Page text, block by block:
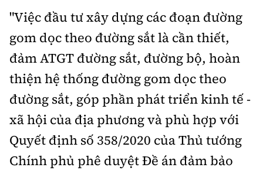
Tổng biên tập: Nguyễn Thị Hồng Nga
Phó Tổng biên tập:Nguyễn Sơn Tùng,
Nguyễn Đức Thắng, La Đức Hùng
Hotline:
0901 514 799
Quảng cáo và Phát hành:
0915 057 282
Email:bandoc@baoxaydung.vn
Cấm sao chép dưới mọi hình thức nếu không có sự
chấp thuận bằng văn bản.
"Việc đầu tư xây dựng các đoạn đường
gom dọc theo đường sắt là cần thiết,
đảm ATGT đường sắt, đường bộ, hoàn
thiện hệ thống đường gom dọc theo
đường sắt, góp phần phát triển kinh tế -
xã hội của địa phương và phù hợp với
Quyết định số 358/2020 của Thủ tướng
Chính phủ phê duyệt Đề án đảm bảo